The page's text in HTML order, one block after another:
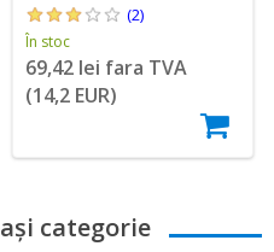
(2)
În stoc
69,42 lei fara TVA
(14,2 EUR)
categorie